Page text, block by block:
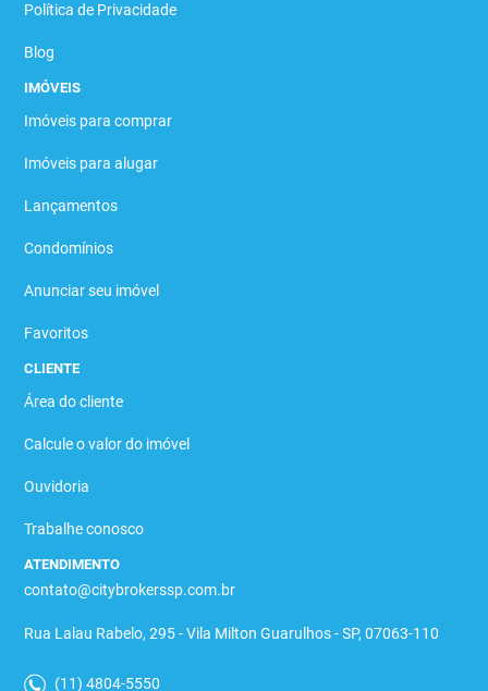
Política de Privacidade
Blog
IMÓVEIS
Imóveis para comprar
Imóveis para alugar
Lançamentos
Condomínios
Anunciar seu imóvel
Favoritos
CLIENTE
Área do cliente
Calcule o valor do imóvel
Ouvidoria
Trabalhe conosco
ATENDIMENTO
contato@citybrokerssp.com.br
Rua Lalau Rabelo, 295 - Vila Milton Guarulhos - SP, 07063-110
(11) 4804-5550